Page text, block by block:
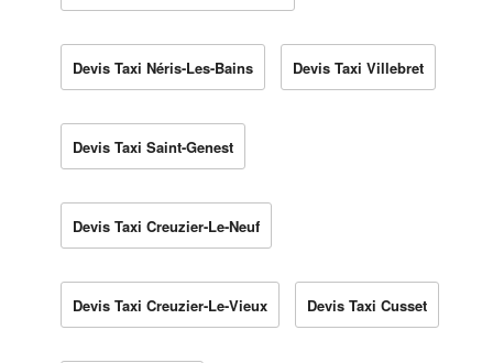
Devis Taxi Néris-Les-Bains Devis Taxi Villebret
Devis Taxi Saint-Genest
Devis Taxi Creuzier-Le-Neuf
Devis Taxi Creuzier-Le-Vieux Devis Taxi Cusset